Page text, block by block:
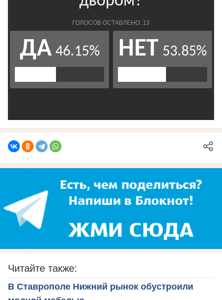
Читайте также:
В Ставрополе Нижний рынок обустроили